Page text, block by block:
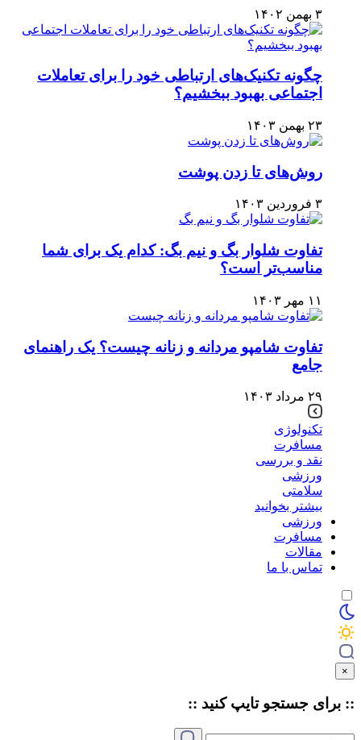
۳ بهمن ۱۴۰۲
چگونه تکنیک‌های ارتباطی خود را برای تعاملات
اجتماعی بهبود ببخشیم؟
۲۳ بهمن ۱۴۰۳
روش‌های تا زدن پوشت
۳ فروردین ۱۴۰۳
تفاوت شلوار بگ و نیم بگ: کدام یک برای شما
مناسب‌تر است؟
۱۱ مهر ۱۴۰۳
تفاوت شامپو مردانه و زنانه چیست؟ یک راهنمای
جامع
۲۹ مرداد ۱۴۰۳
تکنولوژی
مسافرت
نقد و بررسی
ورزشی
سلامتی
بیشتر بخوانید
ورزشی
مسافرت
مقالات
تماس با ما
×
:: برای جستجو تایپکنید ::